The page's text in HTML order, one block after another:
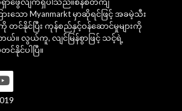
းသော Myanmarkt မှာဆိုရင်ဖြင့် အခမဲ့သီး
ကို တင်နိုင်ပြီး ကုန်စည်နှင့်ဝန်ဆောင်မှုများကို
တယ်။ လွယ်ကူ, လျင်မြန်စွာဖြင့် သင့်ရဲ့
င်နိုင်ပါပြီ။